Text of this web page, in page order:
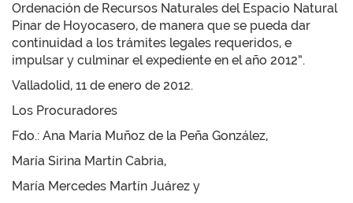
Ordenación de Recursos Naturales del Espacio Natural
Pinar de Hoyocasero, de manera que se pueda dar
continuidad a los trámites legales requeridos, e
impulsar y culminar el expediente en el año 2012”.
Valladolid, 11 de enero de 2012.
Los Procuradores
Fdo.: Ana María Muñoz de la Peña González,
María Sirina Martín Cabria,
María Mercedes Martín Juárez y